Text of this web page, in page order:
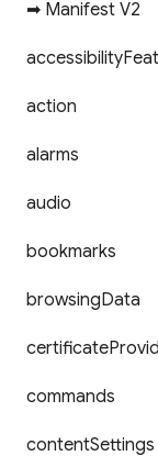
➡ Manifest V2
accessibility
action
alarms
audio
bookmarks
browsingData
certificate
commands
contentSettings